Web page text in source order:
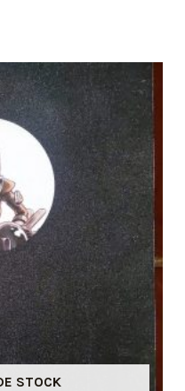
STOCK